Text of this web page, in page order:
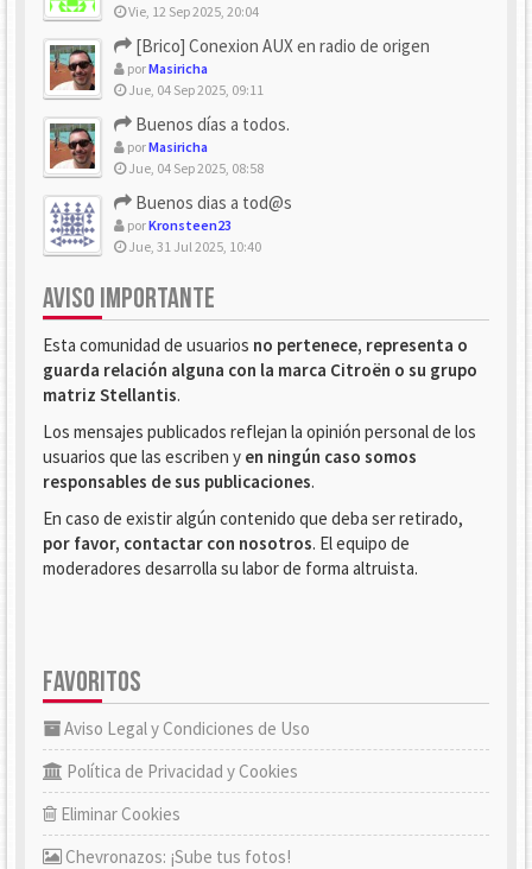
Vie, 12 Sep 2025, 20:04
[Brico] Conexion AUX en radio de origen
porMasiricha
Jue, 04 Sep 2025, 09:11
Buenos días a todos.
porMasiricha
Jue, 04 Sep 2025, 08:58
Buenos dias a tod@s
porKronsteen23
Jue, 31 Jul 2025, 10:40
AVISO IMPORTANTE
Esta comunidad de usuarios no pertenece, representa o
guarda relación alguna con la marca Citroën o su grupo
matriz Stellantis.
Los mensajes publicados reflejan la opinión personal de los
usuarios que las escriben y en ningún caso somos
responsables de sus publicaciones.
En caso de existir algún contenido que deba ser retirado,
por favor, contactar con nosotros. El equipo de
moderadores desarrolla su labor de forma altruista.
FAVORITOS
Aviso Legal y Condiciones de Uso
Política de Privacidad y Cookies
Eliminar Cookies
Chevronazos: ¡Sube tus fotos!